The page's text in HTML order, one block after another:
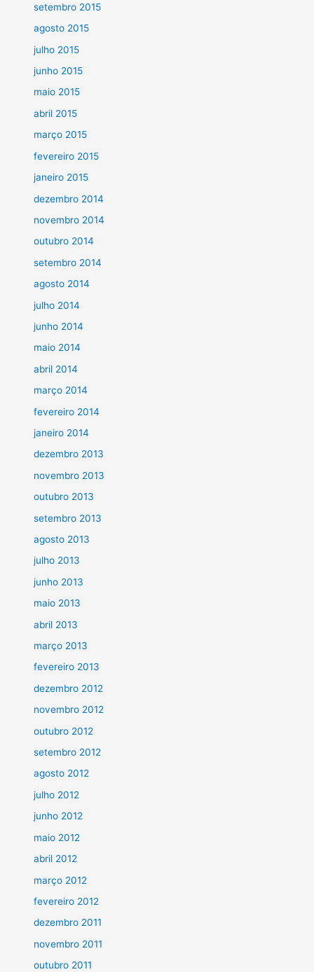
setembro 2015
agosto 2015
julho 2015
junho 2015
maio 2015
abril 2015
março 2015
fevereiro 2015
janeiro 2015
dezembro 2014
novembro 2014
outubro 2014
setembro 2014
agosto 2014
julho 2014
junho 2014
maio 2014
abril 2014
março 2014
fevereiro 2014
janeiro 2014
dezembro 2013
novembro 2013
outubro 2013
setembro 2013
agosto 2013
julho 2013
junho 2013
maio 2013
abril 2013
março 2013
fevereiro 2013
dezembro 2012
novembro 2012
outubro 2012
setembro 2012
agosto 2012
julho 2012
junho 2012
maio 2012
abril 2012
março 2012
fevereiro 2012
dezembro 2011
novembro 2011
outubro 2011